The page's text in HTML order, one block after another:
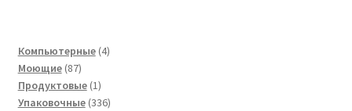
Компьютерные 44
Моющие 8787
товаров
Продуктовые 11
товар
Упаковочные 336336